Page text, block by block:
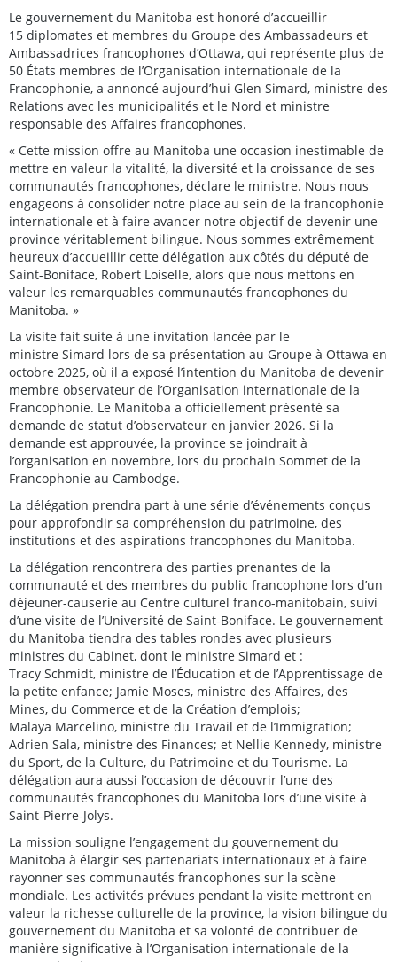
Le gouvernement du Manitoba est honoré d’accueillir
15 diplomates et membres du Groupe des Ambassadeurs et
Ambassadrices francophones d’Ottawa, qui représente plus de
50 États membres de l’Organisation internationale de la
Francophonie, a annoncé aujourd’hui Glen Simard, ministre des
Relations avec les municipalités et le Nord et ministre
responsable des Affaires francophones.
« Cette mission offre au Manitoba une occasion inestimable de
mettre en valeur la vitalité, la diversité et la croissance de ses
communautés francophones, déclare le ministre. Nous nous
engageons à consolider notre place au sein de la francophonie
internationale et à faire avancer notre objectif de devenir une
province véritablement bilingue. Nous sommes extrêmement
heureux d’accueillir cette délégation aux côtés du député de
Saint-Boniface, Robert Loiselle, alors que nous mettons en
valeur les remarquables communautés francophones du
Manitoba. »
La visite fait suite à une invitation lancée par le
ministre Simard lors de sa présentation au Groupe à Ottawa en
octobre 2025, où il a exposé l’intention du Manitoba de devenir
membre observateur de l’Organisation internationale de la
Francophonie. Le Manitoba a officiellement présenté sa
demande de statut d’observateur en janvier 2026. Si la
demande est approuvée, la province se joindrait à
l’organisation en novembre, lors du prochain Sommet de la
Francophonie au Cambodge.
La délégation prendra part à une série d’événements conçus
pour approfondir sa compréhension du patrimoine, des
institutions et des aspirations francophones du Manitoba.
La délégation rencontrera des parties prenantes de la
communauté et des membres du public francophone lors d’un
déjeuner-causerie au Centre culturel franco-manitobain, suivi
d’une visite de l’Université de Saint-Boniface. Le gouvernement
du Manitoba tiendra des tables rondes avec plusieurs
ministres du Cabinet, dont le ministre Simard et :
Tracy Schmidt, ministre de l’Éducation et de l’Apprentissage de
la petite enfance; Jamie Moses, ministre des Affaires, des
Mines, du Commerce et de la Création d’emplois;
Malaya Marcelino, ministre du Travail et de l’Immigration;
Adrien Sala, ministre des Finances; et Nellie Kennedy, ministre
du Sport, de la Culture, du Patrimoine et du Tourisme. La
délégation aura aussi l’occasion de découvrir l’une des
communautés francophones du Manitoba lors d’une visite à
Saint-Pierre-Jolys.
La mission souligne l’engagement du gouvernement du
Manitoba à élargir ses partenariats internationaux et à faire
rayonner ses communautés francophones sur la scène
mondiale. Les activités prévues pendant la visite mettront en
valeur la richesse culturelle de la province, la vision bilingue du
gouvernement du Manitoba et sa volonté de contribuer de
manière significative à l’Organisation internationale de la